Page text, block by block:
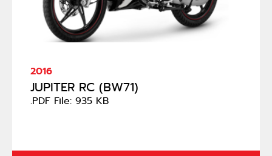
2016
JUPITER RC (BW71)
.PDF File: 935 KB